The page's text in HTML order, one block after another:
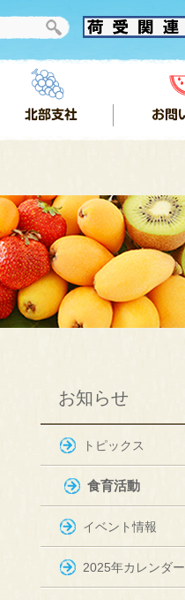
お知らせ
トピックス
食育活動
イベント情報
2025年カレンダー